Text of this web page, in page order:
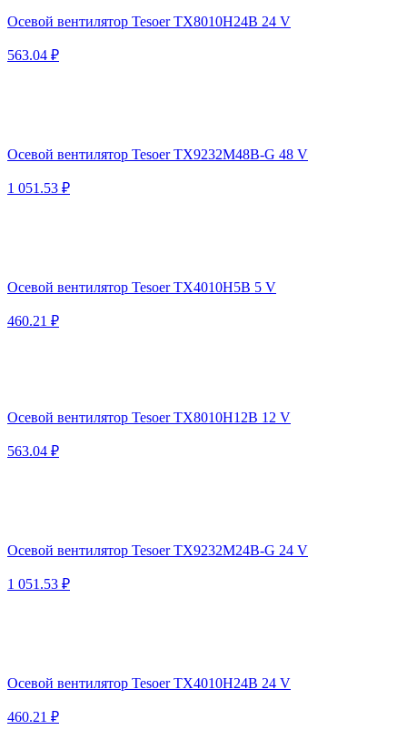
Осевой вентилятор Tesoer TX8010H24B 24 V
563.04 ₽
Осевой вентилятор Tesoer TX9232M48B-G 48 V
1 051.53 ₽
Осевой вентилятор Tesoer TX4010H5B 5 V
460.21 ₽
Осевой вентилятор Tesoer TX8010H12B 12 V
563.04 ₽
Осевой вентилятор Tesoer TX9232M24B-G 24 V
1 051.53 ₽
Осевой вентилятор Tesoer TX4010H24B 24 V
460.21 ₽